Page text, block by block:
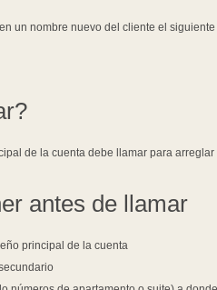
un nombre nuevo del cliente el
de la cuenta debe llamar para
antes de llamar
principal de la cuenta